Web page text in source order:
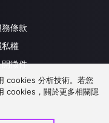
務條款
私權
開徵件
作洽談
cookies 分析技術。若您
cookies，關於更多相關隱